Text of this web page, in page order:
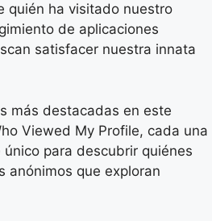
quién ha visitado nuestro
de aplicaciones
satisfacer nuestra innata
más destacadas en este
Viewed My Profile, cada una
para descubrir quiénes
anónimos que exploran